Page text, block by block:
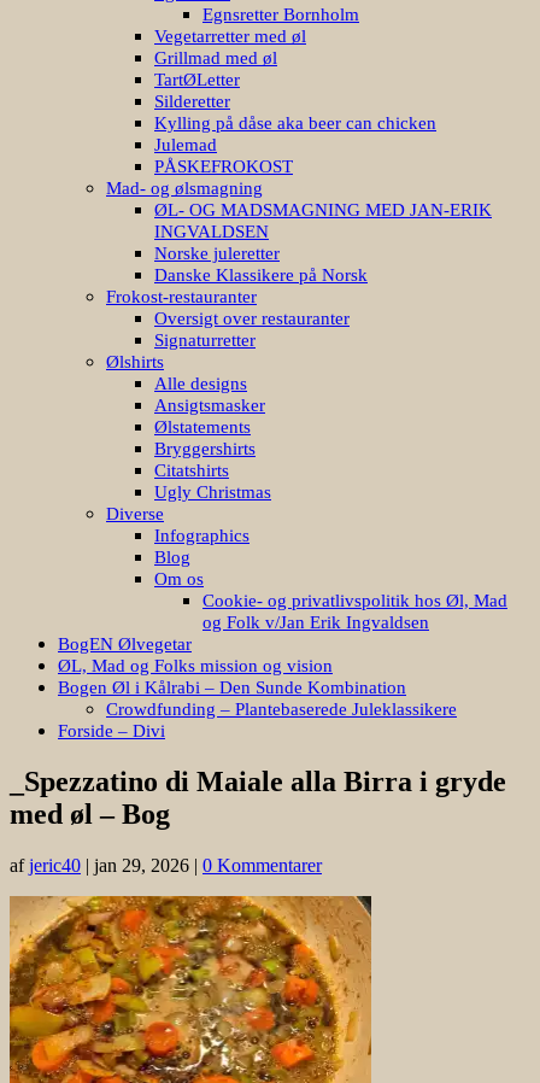
Egnsretter Bornholm
Vegetarretter med øl
Grillmad med øl
TartØLetter
Silderetter
Kylling på dåse aka beer can chicken
Julemad
PÅSKEFROKOST
Mad- og ølsmagning
ØL- OG MADSMAGNING MED JAN-ERIK
INGVALDSEN
Norske juleretter
Danske Klassikere på Norsk
Frokost-restauranter
Oversigt over restauranter
Signaturretter
Ølshirts
Alle designs
Ansigtsmasker
Ølstatements
Bryggershirts
Citatshirts
Ugly Christmas
Diverse
Infographics
Blog
Om os
Cookie- og privatlivspolitik hos Øl, Mad
og Folk v/Jan Erik Ingvaldsen
BogEN Ølvegetar
ØL, Mad og Folks mission og vision
Bogen Øl i Kålrabi – Den Sunde Kombination
Crowdfunding – Plantebaserede Juleklassikere
Forside – Divi
_Spezzatino di Maiale alla Birra i gryde
med øl – Bog
afjeric40 | jan 29, 2026 | 0 Kommentarer